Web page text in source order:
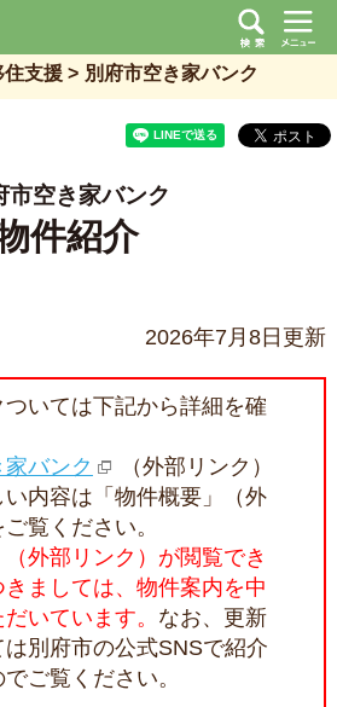
住支援 別府市空き家バンク
市空き家バンク
件紹介
2026年7月8日更新
いては下記から詳細を確
バンク
（外部リンク）
内容は「物件概要」（外
覧ください。
（外部リンク）が閲覧でき
ましては、物件案内を中
いています。 なお、更新
別府市の公式SNSで紹介
ご覧ください。